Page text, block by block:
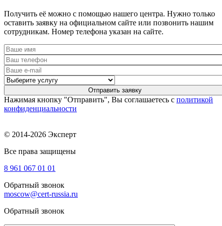
Получить её можно с помощью нашего центра. Нужно только
оставить заявку на официальном сайте или позвонить нашим
сотрудникам. Номер телефона указан на сайте.
Нажимая кнопку "Отправить", Вы соглашаетесь с политикой
конфиденциальности
© 2014-2026 Эксперт
Все права защищены
8 961 067 01 01
Обратный звонок
moscow@cert-russia.ru
Обратный звонок